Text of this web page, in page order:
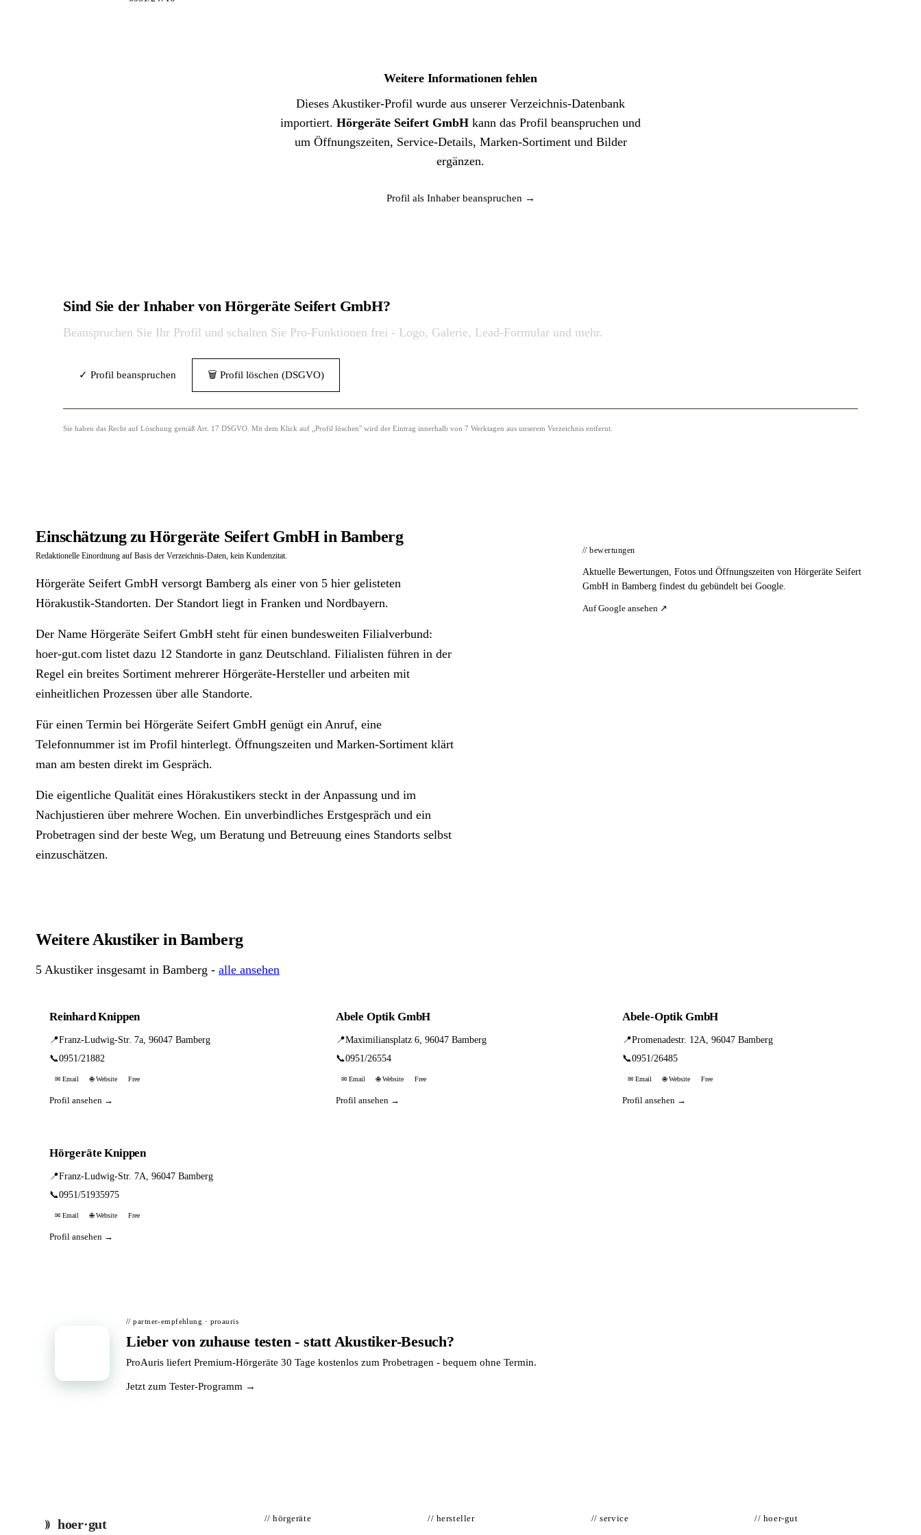
Weitere Informationen fehlen
Dieses Akustiker-Profil wurde aus unserer Verzeichnis-Datenbank
importiert. Hörgeräte Seifert GmbH kann das Profil beanspruchen und
um Öffnungszeiten, Service-Details, Marken-Sortiment und Bilder
ergänzen.
Profil als Inhaber beanspruchen →
Sind Sie der Inhaber von Hörgeräte Seifert GmbH?
Beanspruchen Sie Ihr Profil und schalten Sie Pro-Funktionen frei - Logo, Galerie, Lead-Formular und mehr.
✓ Profil beanspruchen 🗑 Profil löschen (DSGVO)
Sie haben das Recht auf Löschung gemäß Art. 17 DSGVO. Mit dem Klick auf „Profil löschen" wird der Eintrag innerhalb von 7 Werktagen aus unserem Verzeichnis entfernt.
Einschätzung zu Hörgeräte Seifert GmbH in Bamberg
Redaktionelle Einordnung auf Basis der Verzeichnis-Daten, kein Kundenzitat.
Hörgeräte Seifert GmbH versorgt Bamberg als einer von 5 hier gelisteten
Hörakustik-Standorten. Der Standort liegt in Franken und Nordbayern.
Der Name Hörgeräte Seifert GmbH steht für einen bundesweiten Filialverbund:
hoer-gut.com listet dazu 12 Standorte in ganz Deutschland. Filialisten führen in der
Regel ein breites Sortiment mehrerer Hörgeräte-Hersteller und arbeiten mit
einheitlichen Prozessen über alle Standorte.
Für einen Termin bei Hörgeräte Seifert GmbH genügt ein Anruf, eine
Telefonnummer ist im Profil hinterlegt. Öffnungszeiten und Marken-Sortiment klärt
man am besten direkt im Gespräch.
Die eigentliche Qualität eines Hörakustikers steckt in der Anpassung und im
Nachjustieren über mehrere Wochen. Ein unverbindliches Erstgespräch und ein
Probetragen sind der beste Weg, um Beratung und Betreuung eines Standorts selbst
einzuschätzen.
// bewertungen
Aktuelle Bewertungen, Fotos und Öffnungszeiten von Hörgeräte Seifert
GmbH in Bamberg findest du gebündelt bei Google.
Auf Google ansehen ↗
Weitere Akustiker in Bamberg
5 Akustiker insgesamt in Bamberg - alle ansehen
Reinhard Knippen
📍Franz-Ludwig-Str. 7a, 96047 Bamberg
📞0951/21882
✉ Email 🌐 Website Free
Profil ansehen →
Abele Optik GmbH
📍Maximiliansplatz 6, 96047 Bamberg
📞0951/26554
✉ Email 🌐 Website Free
Profil ansehen →
Abele-Optik GmbH
📍Promenadestr. 12A, 96047 Bamberg
📞0951/26485
✉ Email 🌐 Website Free
Profil ansehen →
Hörgeräte Knippen
📍Franz-Ludwig-Str. 7A, 96047 Bamberg
📞0951/51935975
✉ Email 🌐 Website Free
Profil ansehen →
// partner-empfehlung · proauris
Lieber von zuhause testen - statt Akustiker-Besuch?
ProAuris liefert Premium-Hörgeräte 30 Tage kostenlos zum Probetragen - bequem ohne Termin.
Jetzt zum Tester-Programm →
hoer·gut // hörgeräte // hersteller // service // hoer-gut